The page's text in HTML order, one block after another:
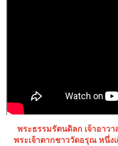
พระธรรมรัตนดิลก เจ้าอาว
พระเจ้าตากชาววัดอรุณ หนึ่ง